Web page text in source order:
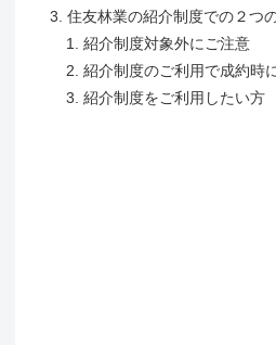
住友林業の紹介制度での２つ
紹介制度対象外にご注意
紹介制度のご利用で成約時
紹介制度をご利用したい方